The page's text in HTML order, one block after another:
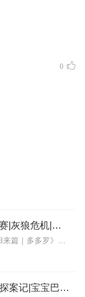
0
神探迈克狐· 千面怪盗|侦探大赛|灰狼危机|多多罗
新专辑点击收听《神探迈克狐·怪盗归来篇｜多多罗》！！！>>>点击进入主播橱窗购买《神探迈克狐》系列图书吧!<<<多多罗故事【点击前往】收听多多罗其他好玩有趣的故...
破坏者联盟篇2·猴子警长科学探案记|宝宝巴士故事